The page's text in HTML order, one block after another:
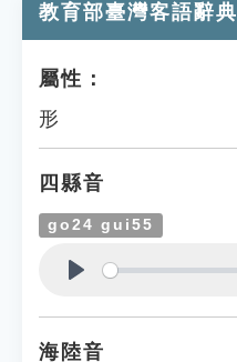
教育部臺灣客語辭典
屬性：
形
四縣音
go24 gui55
海陸音